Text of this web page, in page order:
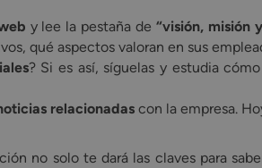
y lee la pestaña de“visión, misión
qué aspectos valoran en sus
? Si es así, síguelas y estudia
relacionadascon la empresa.
no solo te dará las claves para